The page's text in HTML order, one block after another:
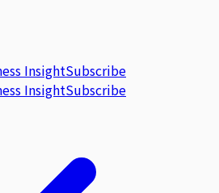
InsightSubscribe
InsightSubscribe